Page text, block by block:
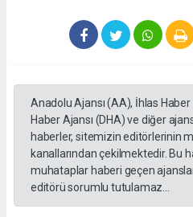
Anadolu Ajansı (AA), İhlas
Haber Ajansı (DHA) ve diğer
haberler, sitemizin editörlerinin
kanallarından çekilmektedir. Bu
muhataplar haberi geçen
editörü sorumlu tutulamaz...